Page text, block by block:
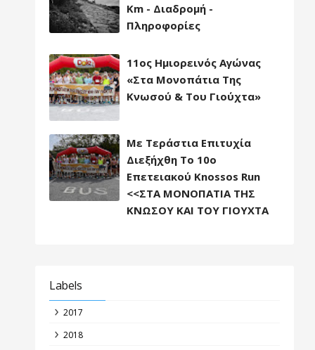
Km - Διαδρομή -
Πληροφορίες
11ος Ημιορεινός Αγώνας
«Στα Μονοπάτια Της
Κνωσού & Του Γιούχτα»
Με Τεράστια Επιτυχία
Διεξήχθη Το 10ο
Επετειακού Knossos Run
<<ΣΤΑ ΜΟΝΟΠΑΤΙΑ ΤΗΣ
ΚΝΩΣΟΥ ΚΑΙ ΤΟΥ ΓΙΟΥΧΤΑ
Labels
2017
2018